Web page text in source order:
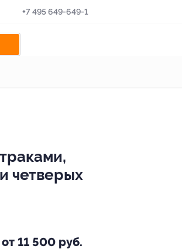
+7 495 649-649-1
четверых
от 11 500 руб.